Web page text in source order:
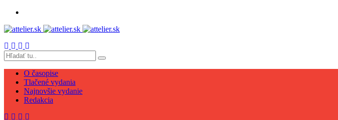
O časopise
Tlačené vydania
Najnovšie vydanie
Redakcia